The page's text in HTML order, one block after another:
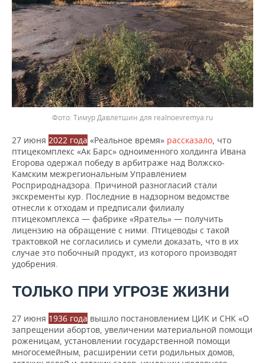
Фото: Тимур Давлетшин для realnoevremya.ru
27 июня 2022 года «Реальное время» рассказало, что
птицекомплекс «Ак Барс» одноименного холдинга Ивана
Егорова одержал победу в арбитраже над Волжско-
Камским межрегиональным Управлением
Росприроднадзора. Причиной разногласий стали
экскременты кур. Последние в надзорном ведомстве
отнесли к отходам и предписали филиалу
птицекомплекса — фабрике «Яратель» — получить
лицензию на обращение с ними. Птицеводы с такой
трактовкой не согласились и сумели доказать, что в их
случае это побочный продукт, из которого производят
удобрения.
ТОЛЬКО ПРИ УГРОЗЕ ЖИЗНИ
27 июня 1936 года вышло постановлением ЦИК и СНК «О
запрещении абортов, увеличении материальной помощи
роженицам, установлении государственной помощи
многосемейным, расширении сети родильных домов,